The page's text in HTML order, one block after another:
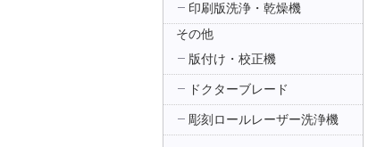
印刷版洗浄・乾燥機
その他
版付け・校正機
ドクターブレード
彫刻ロールレーザー洗浄機